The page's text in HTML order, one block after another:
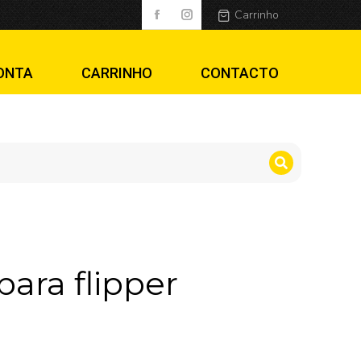
Carrinho
CARRINHO CONTACTO
flipper